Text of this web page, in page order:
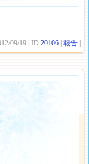
09/19 | ID:20106 |報告